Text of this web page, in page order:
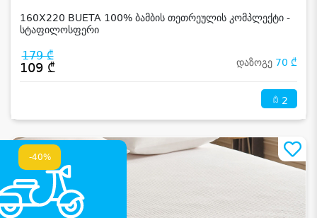
160X220 BUETA 100% ბამბის თეთრეულის კომპლექტი -
სტაფილოსფერი
179 ₾
109 ₾ დაზოგე 70 ₾
2
-40%